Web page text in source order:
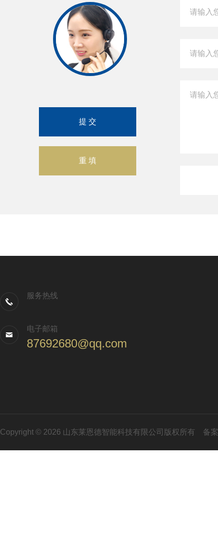
服务热线
电子邮箱
87692680@qq.com
Copyright © 2026 山东莱恩德智能科技有限公司版权所有 备